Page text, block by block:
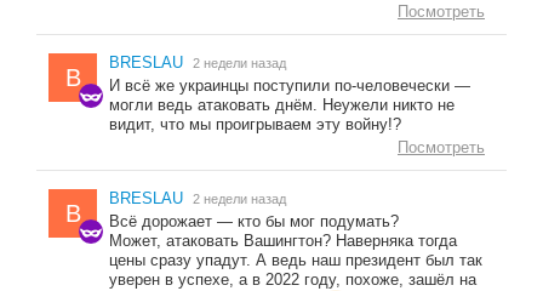
Посмотреть
B
BRESLAU 2 недели назад
И всё же украинцы поступили по-человечески —
могли ведь атаковать днём. Неужели никто не
видит, что мы проигрываем эту войну!?
Посмотреть
B
BRESLAU 2 недели назад
Всё дорожает — кто бы мог подумать?
Может, атаковать Вашингтон? Наверняка тогда
цены сразу упадут. А ведь наш президент был так
уверен в успехе, а в 2022 году, похоже, зашёл на